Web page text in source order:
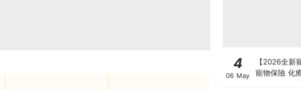
4
06 May
【2026全新
寵物保險 化